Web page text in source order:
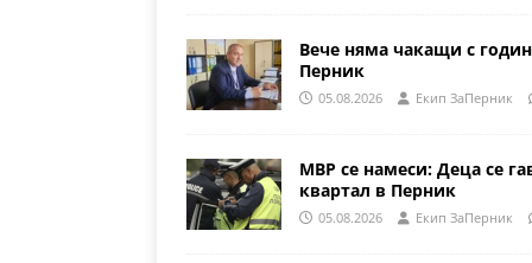
Вече няма чакащи с
Перник
05.08.2026 Eкип ЗаПерник
МВР се намеси: Деца се
квартал в Перник
05.08.2026 Eкип ЗаПерник